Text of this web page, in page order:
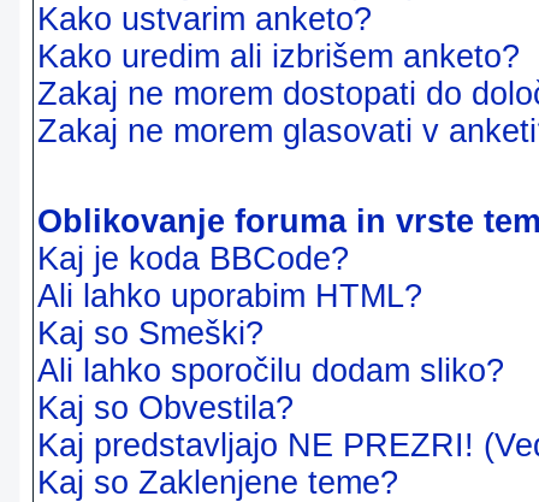
Kako ustvarim anketo?
Kako uredim ali izbrišem anketo?
Zakaj ne morem dostopati do
Zakaj ne morem glasovati v
Oblikovanje foruma in vrste
Kaj je koda BBCode?
Ali lahko uporabim HTML?
Kaj so Smeški?
Ali lahko sporočilu dodam sliko?
Kaj so Obvestila?
Kaj predstavljajo NE PREZRI!
Kaj so Zaklenjene teme?